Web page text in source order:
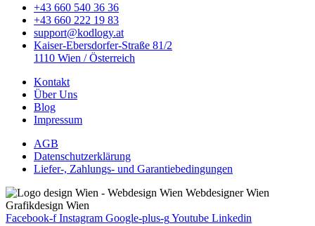
+43 660 540 36 36
+43 660 222 19 83
support@kodlogy.at
Kaiser-Ebersdorfer-Straße 81/2
1110 Wien / Österreich
Kontakt
Über Uns
Blog
Impressum
AGB
Datenschutzerklärung
Liefer-, Zahlungs- und Garantiebedingungen
Facebook-f Instagram Google-plus-gYoutube Linkedin